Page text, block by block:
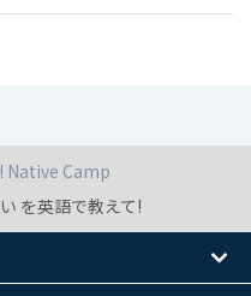
Native Camp
を英語で教えて!